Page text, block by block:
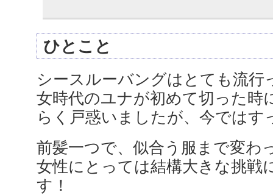
ひとこと
シースルーバングはとても流行
女時代のユナが初めて切った時
らく戸惑いましたが、今ではす
前髪一つで、似合う服まで変わ
女性にとっては結構大きな挑戦
す！